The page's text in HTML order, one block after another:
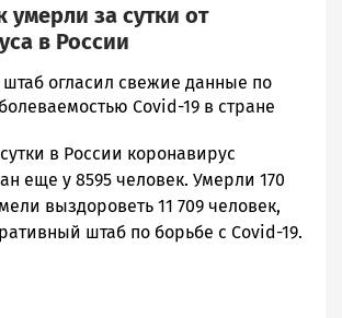
умерли за сутки от
в России
огласил свежие данные по
Covid-19 в стране
в России коронавирус
еще у 8595 человек. Умерли 170
выздороветь 11 709 человек,
штаб по борьбе с Covid-19.